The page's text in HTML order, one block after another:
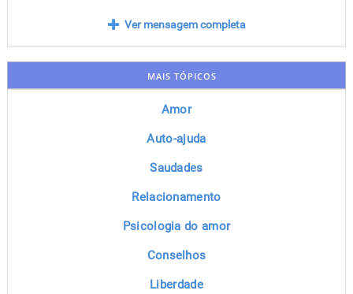
Ver mensagem completa
MAIS TÓPICOS
Amor
Auto-ajuda
Saudades
Relacionamento
Psicologia do amor
Conselhos
Liberdade